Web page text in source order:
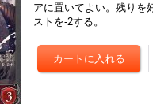
アに置いてよい。残りを
ストを-2する。